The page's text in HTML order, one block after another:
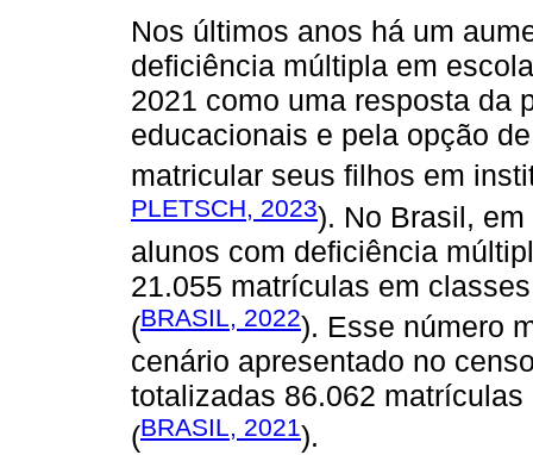
Nos últimos anos há um
deficiência múltipla em
2021 como uma resposta da
educacionais e pela opção
matricular seus filhos em
PLETSCH, 2023). No Brasil,
alunos com deficiência
21.055 matrículas em
(BRASIL, 2022). Esse número
cenário apresentado no
totalizadas 86.062
(BRASIL, 2021).